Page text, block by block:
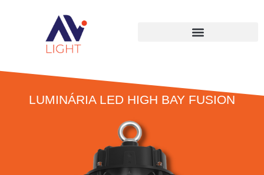
LUMINÁRIA LED HIGH BAY FUSION